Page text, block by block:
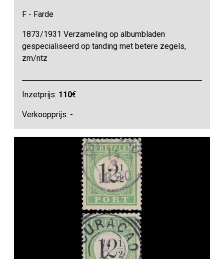
F - Farde
1873/1931 Verzameling op albumbladen
gespecialiseerd op tanding met betere zegels,
zm/ntz
Inzetprijs: 110€
Verkoopprijs: -